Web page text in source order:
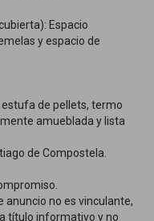
Espacio
y espacio de
de pellets, termo
amueblada y lista
de Compostela.
anuncio no es vinculante,
título informativo y no